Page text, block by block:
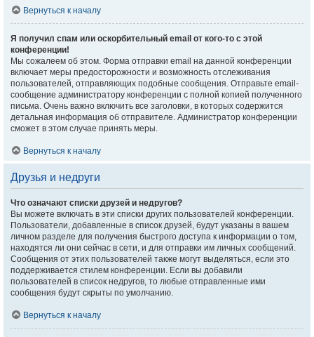
Вернуться к началу
Я получил спам или оскорбительный email от кого-то с этой
конференции!
Мы сожалеем об этом. Форма отправки email на данной конференции
включает меры предосторожности и возможность отслеживания
пользователей, отправляющих подобные сообщения. Отправьте email-
сообщение администратору конференции с полной копией полученного
письма. Очень важно включить все заголовки, в которых содержится
детальная информация об отправителе. Администратор конференции
сможет в этом случае принять меры.
Вернуться к началу
Друзья и недруги
Что означают списки друзей и недругов?
Вы можете включать в эти списки других пользователей конференции.
Пользователи, добавленные в список друзей, будут указаны в вашем
личном разделе для получения быстрого доступа к информации о том,
находятся ли они сейчас в сети, и для отправки им личных сообщений.
Сообщения от этих пользователей также могут выделяться, если это
поддерживается стилем конференции. Если вы добавили
пользователей в список недругов, то любые отправленные ими
сообщения будут скрыты по умолчанию.
Вернуться к началу